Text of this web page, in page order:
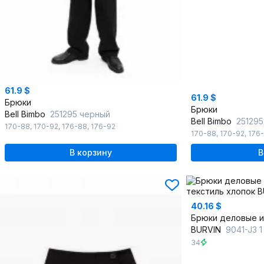
61.9 $
Брюки
Bell Bimbo 251295 черный
170-88, 170-92, 176-88, 176-92
В корзину
61.9 $
Брюки
Bell Bimbo
170-88, 170-92,
40.16 $
BURVIN 9041-J3 1
34